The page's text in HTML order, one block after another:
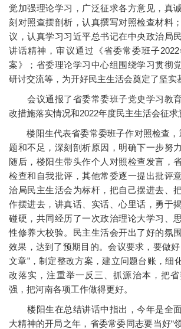
觉加强理论学习，广泛征求各方意见，真
刻对照查摆剖析，认真撰写对照检查材料
议，认真学习习近平总书记在中央政治局
讲话精神，审议通过《省委常委班子
案》；省委理论学习中心组围绕学习贯彻
研讨交流等，为开好民主生活会奠定了坚实
会议通报了省委常委班子党史学习教
改措施落实情况和2022年度民主生活会征求
楼阳生代表省委常委班子作对照检查，
题和不足，深刻剖析原因，明确下一步努
随后，楼阳生带头作个人对照检查发言，
检查和自我批评，其他常委逐一提出批评
治局民主生活会为标杆，把自己摆进去、
作摆进去，讲真话、实话、心里话，勇于
碰硬，共同经历了一次政治理论大学习、
性修养大校验。民主生活会开出了好的氛
效果，达到了预期目的。会议要求，要做
文章”，制定整改方案，建立问题台账，细
改落实，注重举一反三、抓源治本，把
强，把河南各项工作做得更好。
楼阳生在总结讲话中指出，今年是全
大精神的开局之年，省委常委同志要当好“